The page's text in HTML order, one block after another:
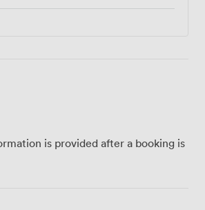
is provided after a booking is